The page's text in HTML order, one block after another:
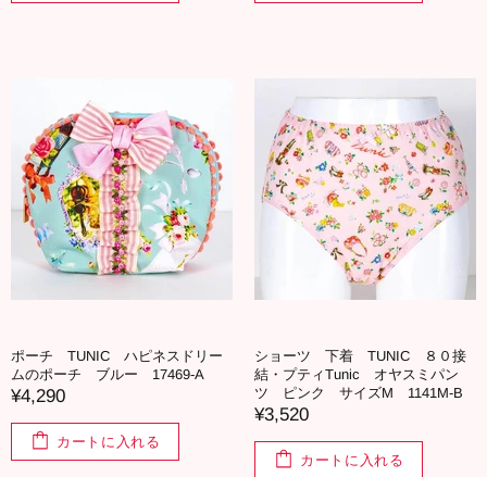
ポーチ TUNIC ハピネスドリー
ムのポーチ ブルー 17469-A
¥4,290
カートに入れる
ショーツ 下着 TUNIC ８０接
結・プティTunic オヤスミパン
ツ ピンク サイズM 1141M-B
¥3,520
カートに入れる